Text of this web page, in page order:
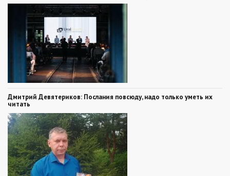
Дмитрий Девятериков: Послания повсюду, надо только уметь их
читать